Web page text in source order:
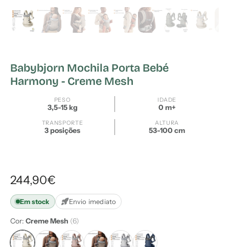
Babybjorn Mochila Porta Bebé
Harmony - Creme Mesh
PESO
3,5-15 kg
IDADE
0 m+
TRANSPORTE
3 posições
ALTURA
53-100 cm
244,90€
Em stock Envio imediato
Cor: Creme Mesh (6)